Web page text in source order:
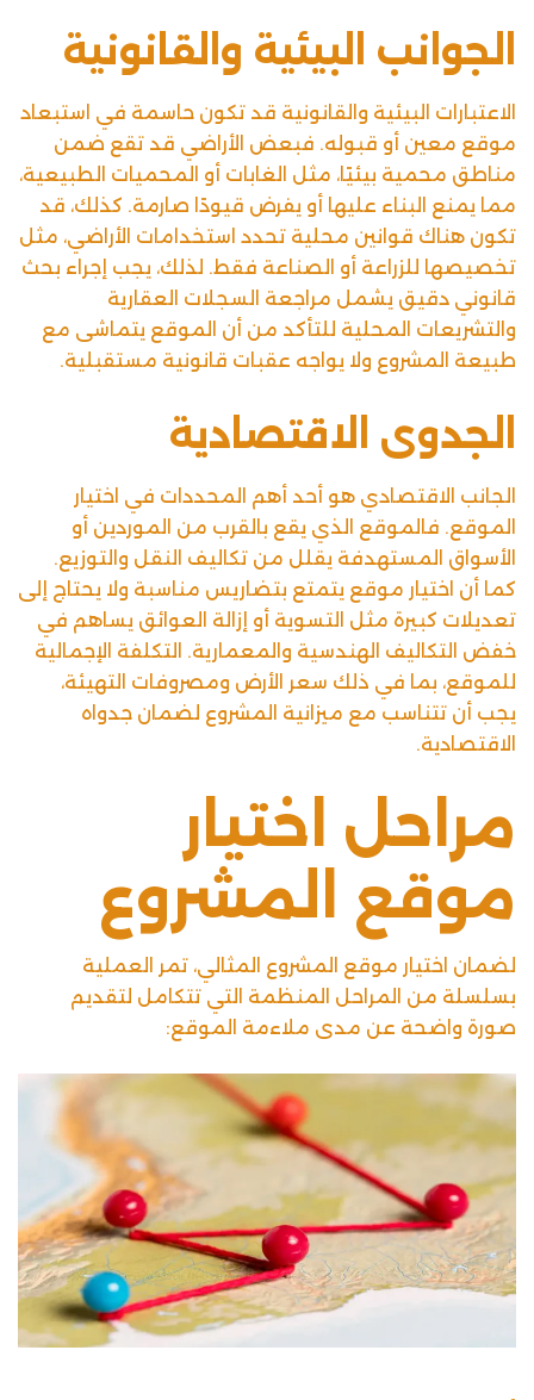
الجوانب البيئية والقانونية
الاعتبارات البيئية والقانونية قد تكون حاسمة في استبعاد
موقع معين أو قبوله. فبعض الأراضي قد تقع ضمن
مناطق محمية بيئيًا، مثل الغابات أو المحميات الطبيعية،
مما يمنع البناء عليها أو يفرض قيودًا صارمة. كذلك، قد
تكون هناك قوانين محلية تحدد استخدامات الأراضي، مثل
تخصيصها للزراعة أو الصناعة فقط. لذلك، يجب إجراء بحث
قانوني دقيق يشمل مراجعة السجلات العقارية
والتشريعات المحلية للتأكد من أن الموقع يتماشى مع
طبيعة المشروع ولا يواجه عقبات قانونية مستقبلية.
الجدوى الاقتصادية
الجانب الاقتصادي هو أحد أهم المحددات في اختيار
الموقع. فالموقع الذي يقع بالقرب من الموردين أو
الأسواق المستهدفة يقلل من تكاليف النقل والتوزيع.
كما أن اختيار موقع يتمتع بتضاريس مناسبة ولا يحتاج إلى
تعديلات كبيرة مثل التسوية أو إزالة العوائق يساهم في
خفض التكاليف الهندسية والمعمارية. التكلفة الإجمالية
للموقع، بما في ذلك سعر الأرض ومصروفات التهيئة،
يجب أن تتناسب مع ميزانية المشروع لضمان جدواه
الاقتصادية.
مراحل اختيار
موقع المشروع
لضمان اختيار موقع المشروع المثالي، تمر العملية
بسلسلة من المراحل المنظمة التي تتكامل لتقديم
صورة واضحة عن مدى ملاءمة الموقع: